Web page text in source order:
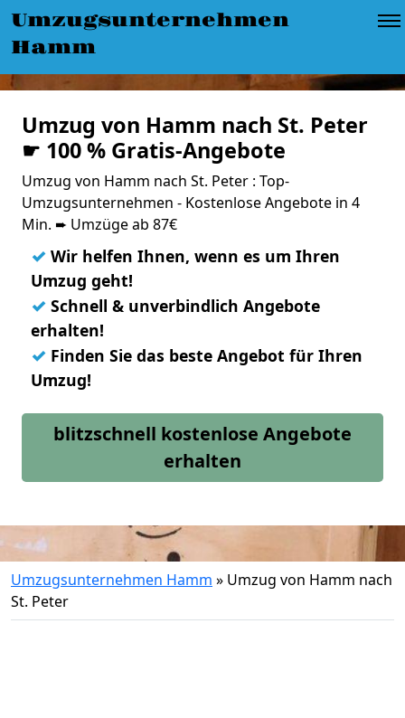
Umzugsunternehmen
Hamm
Umzug von Hamm nach St. Peter
☛ 100 % Gratis-Angebote
Umzug von Hamm nach St. Peter : Top-
Umzugsunternehmen - Kostenlose Angebote in 4
Min. ➨ Umzüge ab 87€
✓ Wir helfen Ihnen, wenn es um Ihren
Umzug geht!
✓ Schnell & unverbindlich Angebote
erhalten!
✓ Finden Sie das beste Angebot für Ihren
Umzug!
blitzschnell kostenlose Angebote
erhalten
Umzugsunternehmen Hamm » Umzug von Hamm nach
St. Peter